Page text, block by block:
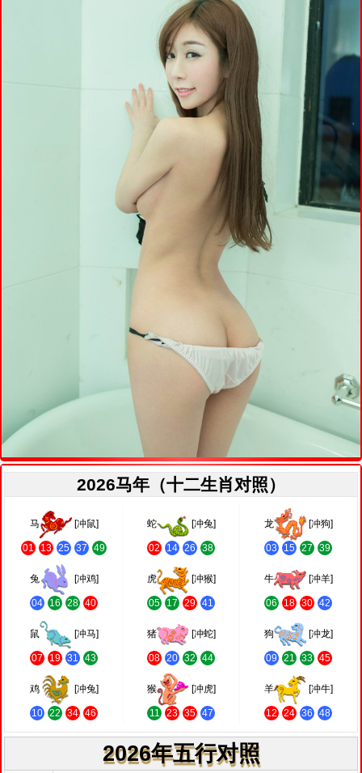
2026马年（十二生肖对照）
马 [冲鼠]
01 13 25 37 49
蛇 [冲兔]
02 14 26 38
龙 [冲狗]
03 15 27 39
兔 [冲鸡]
04 16 28 40
虎 [冲猴]
05 17 29 41
牛 [冲羊]
06 18 30 42
鼠 [冲马]
07 19 31 43
猪 [冲蛇]
08 20 32 44
狗 [冲龙]
09 21 33 45
鸡 [冲兔]
10 22 34 46
猴 [冲虎]
11 23 35 47
羊 [冲牛]
12 24 36 48
2026年五行对照